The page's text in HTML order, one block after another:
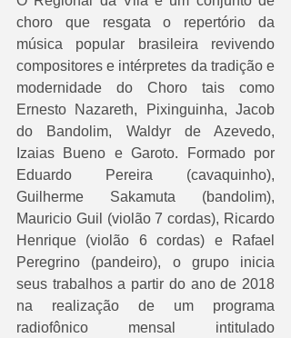
choro que resgata o repertório da
música popular brasileira revivendo
compositores e intérpretes da tradição e
modernidade do Choro tais como
Ernesto Nazareth, Pixinguinha, Jacob
do Bandolim, Waldyr de Azevedo,
Izaias Bueno e Garoto. Formado por
Eduardo Pereira (cavaquinho),
Guilherme Sakamuta (bandolim),
Mauricio Guil (violão 7 cordas), Ricardo
Henrique (violão 6 cordas) e Rafael
Peregrino (pandeiro), o grupo inicia
seus trabalhos a partir do ano de 2018
na realização de um programa
radiofônico mensal intitulado